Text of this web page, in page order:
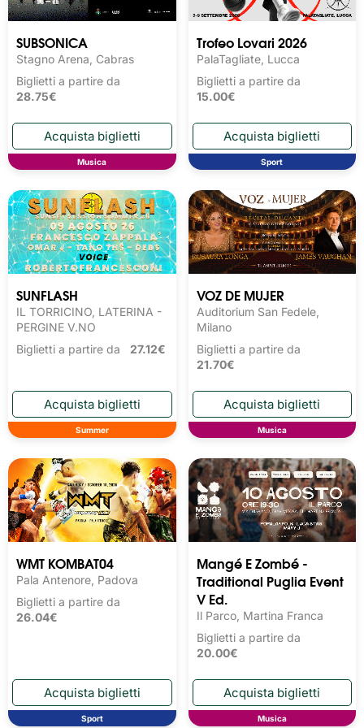
SUBSONICA
Stagno Arena, Cabras
Biglietti a partire da
28.75€
Musica
Trofeo Lovari 2026
PalaTagliate, Lucca
Biglietti a partire da
15.00€
Sport
SUNFLASH
IL TORRICINO, LATERINA -
PERGINE V.NO
Biglietti a partire da 27.12€
Summer
VOZ DE MUJER
Auditorium San Fedele,
Milano
Biglietti a partire da
21.70€
Musica
WMT KOMBAT04
Pala Antenore, Padova
Biglietti a partire da
26.04€
Sport
Mangé E Zombé -
Traditional Puglia Event
V Ed.
Il Parco, Martina Franca
Biglietti a partire da
20.00€
Musica